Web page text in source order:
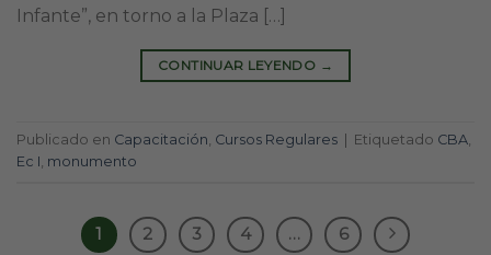
Infante”, en torno a la Plaza […]
CONTINUAR LEYENDO →
Publicado en Capacitación, Cursos Regulares Etiquetado CBA,
Ec I, monumento
1 2 3 4 … 6